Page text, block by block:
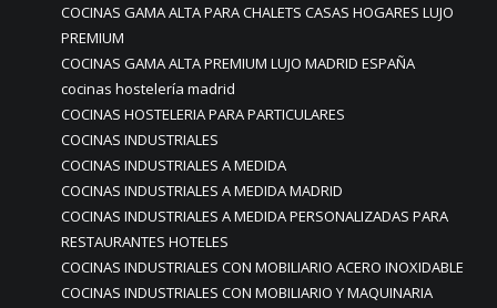
COCINAS GAMA ALTA PARA CHALETS CASAS HOGARES LUJO
PREMIUM
COCINAS GAMA ALTA PREMIUM LUJO MADRID ESPAÑA
cocinas hostelería madrid
COCINAS HOSTELERIA PARA PARTICULARES
COCINAS INDUSTRIALES
COCINAS INDUSTRIALES A MEDIDA
COCINAS INDUSTRIALES A MEDIDA MADRID
COCINAS INDUSTRIALES A MEDIDA PERSONALIZADAS PARA
RESTAURANTES HOTELES
COCINAS INDUSTRIALES CON MOBILIARIO ACERO INOXIDABLE
COCINAS INDUSTRIALES CON MOBILIARIO Y MAQUINARIA